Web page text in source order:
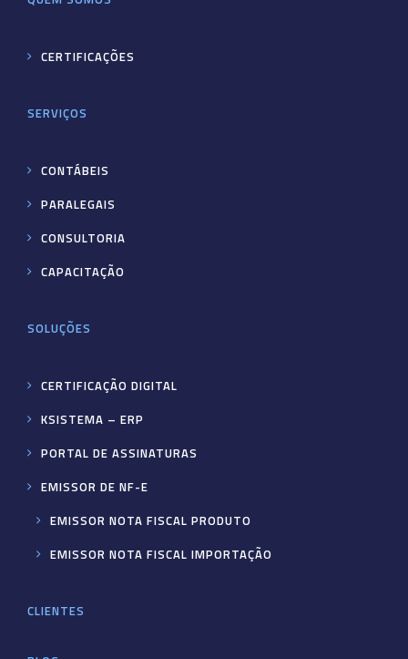
CERTIFICAÇÕES
SERVIÇOS
CONTÁBEIS
PARALEGAIS
CONSULTORIA
CAPACITAÇÃO
SOLUÇÕES
CERTIFICAÇÃO DIGITAL
KSISTEMA – ERP
PORTAL DE ASSINATURAS
EMISSOR DE NF-E
EMISSOR NOTA FISCAL PRODUTO
EMISSOR NOTA FISCAL IMPORTAÇÃO
CLIENTES